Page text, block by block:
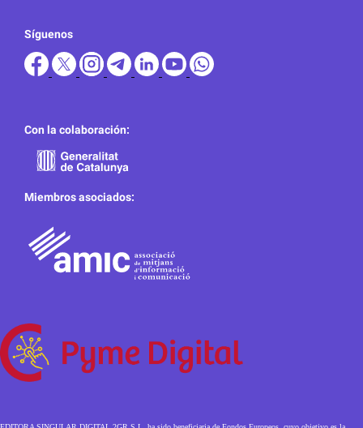
Síguenos
Con la colaboración:
Miembros asociados: